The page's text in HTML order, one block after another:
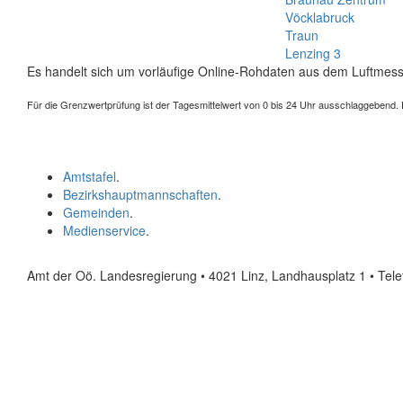
Vöcklabruck
Traun
Lenzing 3
Es handelt sich um vorläufige Online-Rohdaten aus dem
Für die Grenzwertprüfung ist der Tagesmittelwert von 0 bis 24 Uhr
Amtstafel.
Bezirkshauptmannschaften.
Gemeinden.
Medienservice.
Amt der Oö. Landesregierung • 4021 Linz, Landhausplatz 1 •